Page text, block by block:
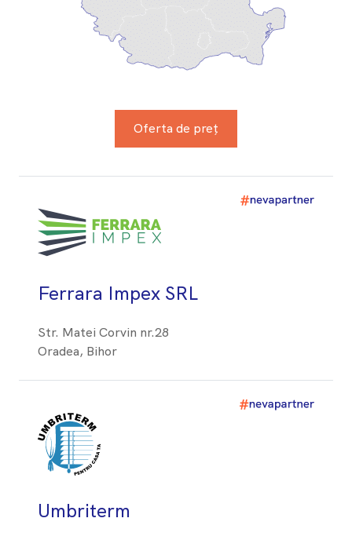
Oferta de preț
Ferrara Impex SRL
Str. Matei Corvin nr.28
Oradea, Bihor
Umbriterm